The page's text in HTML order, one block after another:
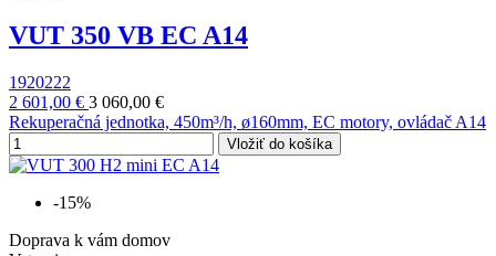
VUT 350 VB EC A14
1920222
2 601,00 € 3 060,00 €
Rekuperačná jednotka, 450m³/h, ø160mm, EC motory, ovládač A14
Vložiť do košíka
-15%
Doprava k vám domov